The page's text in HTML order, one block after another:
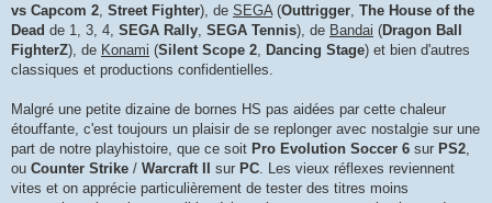
vs Capcom 2, Street Fighter), de SEGA(Outtrigger, The House of the
Dead de 1, 3, 4, SEGA Rally, SEGA Tennis), de Bandai (Dragon Ball
FighterZ), de Konami (Silent Scope 2, Dancing Stage) et bien d'autres
classiques et productions confidentielles.
Malgré une petite dizaine de bornes HS pas aidées par cette chaleur
étouffante, c'est toujours un plaisir de se replonger avec nostalgie sur une
part de notre playhistoire, que ce soit Pro Evolution Soccer 6 sur PS2,
ou Counter Strike / Warcraft II sur PC. Les vieux réflexes reviennent
vites et on apprécie particulièrement de tester des titres moins